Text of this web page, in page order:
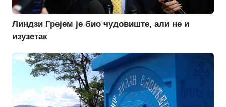
Линдзи Грејем је био чудовиште, али не и
изузетак